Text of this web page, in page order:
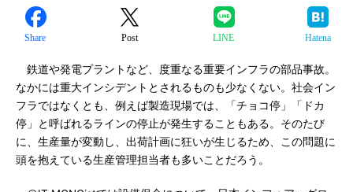
Share Post LINE Hatena
鉄道や発電プラントなど、度重なる重要インフラの部品事故。
なかには重大インシデントとされるものも少なくない。社会イン
フラではなくとも、例えば製造現場では、「チョコ停」「ドカ
停」と呼ばれるラインの停止が発生することもある。そのたび
に、生産量が変動し、出荷計画に狂いが生じるため、この問題に
頭を抱えている生産管理担当者も多いことだろう。